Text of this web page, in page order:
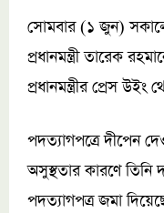
সোমবার (১ জুন)
প্রধানমন্ত্রী তারেক
প্রধানমন্ত্রীর প্রেস
পদত্যাগপত্রে দীপেন
অসুস্থতার কারণে তিনি
পদত্যাগপত্র জমা